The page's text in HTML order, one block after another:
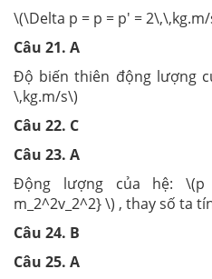
\(\Delta p = p = p' =
Câu 21. A
Độ biến thiên động lượng
\,kg.m/s\)
Câu 22. C
Câu 23. A
Động lượng của hệ: \(p
m_2^2v_2^2} \) , thay số ta
Câu 24. B
Câu 25. A